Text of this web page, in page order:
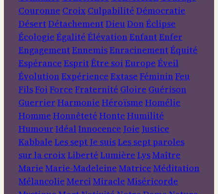
Couronne Croix Culpabilité Démocratie
DésertDétachementDieuDonÉclipse
Écologie Égalité ÉlévationEnfantEnfer
EngagementEnnemisEnracinementÉquité
Espérance EspritÊtre soi Europe Éveil
ÉvolutionExpérience Extase FémininFeu
FilsFoi Force Fraternité Gloire Guérison
Guerrier Harmonie Héroïsme Homélie
Homme Honnêteté Honte Humilité
Humour Idéal Innocence Joie Justice
Kabbale Les sept Je suisLes sept paroles
sur la croixLiberté Lumière LysMaître
Marie Marie-Madeleine Matrice Méditation
Mélancolie Merci Miracle Miséricorde